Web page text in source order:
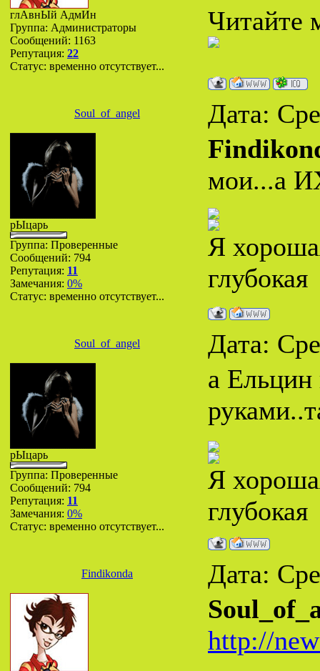
глАвнЫй АдмИн
Группа: Администраторы
Сообщений: 1163
Репутация: 22
Статус: временно отсутствует...
Читайте
Soul_of_angel Дата:
рЫцарь
Группа: Проверенные
Сообщений: 794
Репутация: 11
Замечания: 0%
Статус: временно отсутствует...
мои...а
Я
глубокая
Soul_of_angel Дата:
рЫцарь
Группа: Проверенные
Сообщений: 794
Репутация: 11
Замечания: 0%
Статус: временно отсутствует...
а Ельцин
Я
глубокая
Findikonda Дата:
http://